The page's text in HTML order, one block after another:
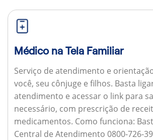
Médico na Tela Familiar
Serviço de atendimento e
você, seu cônjuge e filhos. Basta
atendimento e acessar o link para
necessário, com prescrição de
medicamentos. Como funciona:
Central de Atendimento 0800-726-